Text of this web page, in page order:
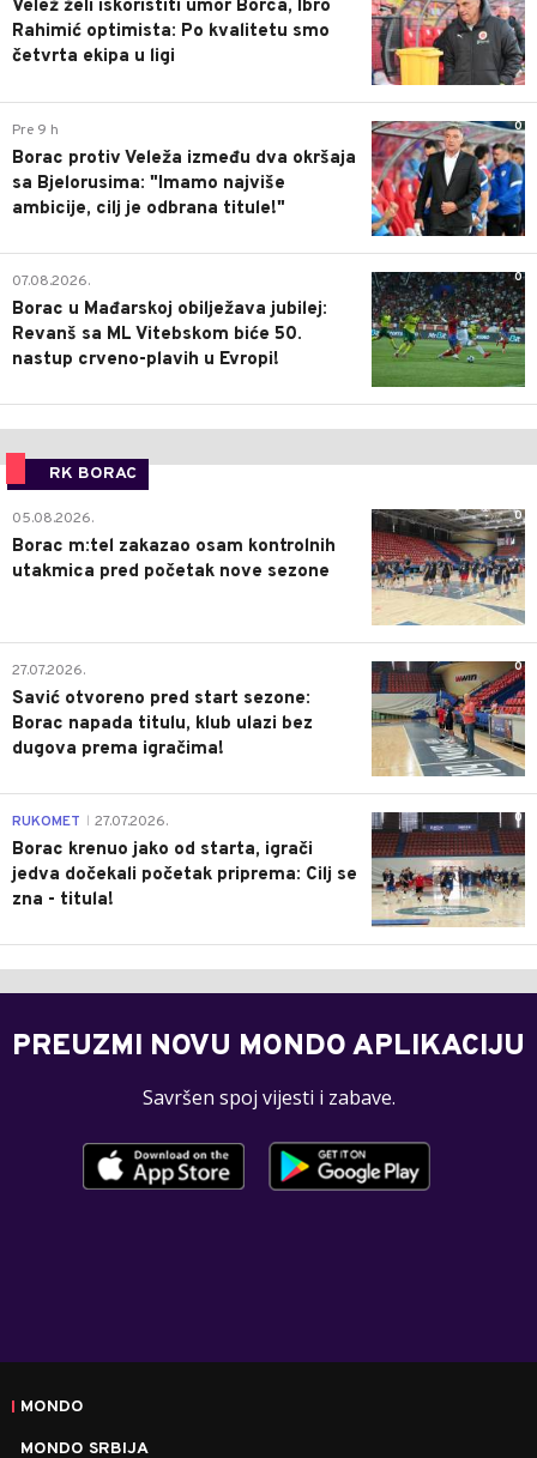
Velež želi iskoristiti umor Borca, Ibro
Rahimić optimista: Po kvalitetu smo
četvrta ekipa u ligi
0
Pre 9 h
Borac protiv Veleža između dva okršaja
sa Bjelorusima: "Imamo najviše
ambicije, cilj je odbrana titule!"
0
07.08.2026.
Borac u Mađarskoj obilježava jubilej:
Revanš sa ML Vitebskom biće 50.
nastup crveno-plavih u Evropi!
RK BORAC
0
05.08.2026.
Borac m:tel zakazao osam kontrolnih
utakmica pred početak nove sezone
0
27.07.2026.
Savić otvoreno pred start sezone:
Borac napada titulu, klub ulazi bez
dugova prema igračima!
0
RUKOMET 27.07.2026.
Borac krenuo jako od starta, igrači
jedva dočekali početak priprema: Cilj se
zna - titula!
PREUZMI NOVU MONDO APLIKACIJU
Savršen spoj vijesti i zabave.
MONDO
MONDO SRBIJA